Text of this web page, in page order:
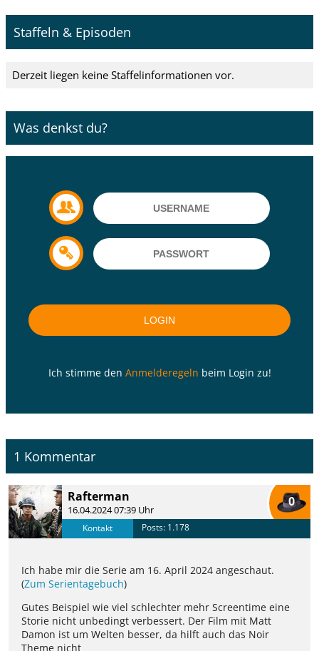
Staffeln & Episoden
Derzeit liegen keine Staffelinformationen vor.
Was denkst du?
Ich stimme den Anmelderegeln beim Login zu!
1 Kommentar
Rafterman
16.04.2024 07:39 Uhr
0
Kontakt Posts: 1.178
Ich habe mir die Serie am 16. April 2024 angeschaut.
(Zum Serientagebuch)
Gutes Beispiel wie viel schlechter mehr Screentime eine
Storie nicht unbedingt verbessert. Der Film mit Matt
Damon ist um Welten besser, da hilft auch das Noir
Theme nicht